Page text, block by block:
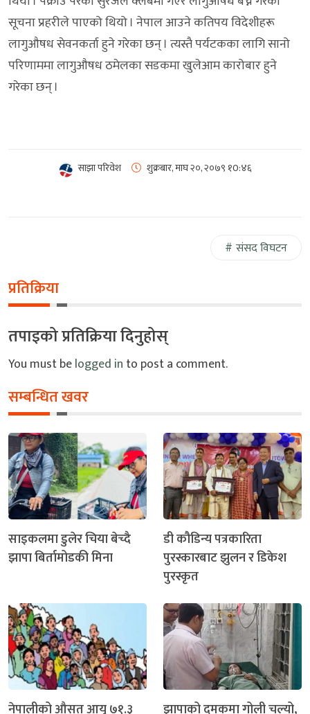
सूचना प्रहरीले पाएको थियो । नेपाल आउने कतिपय विदेशीहरू
लागुऔषध सेवनकर्ता हुने गरेका छन् । त्यस्तै पर्यटकका लागि सानो
परिणाममा लागुऔषध ठमेलका सडकमा खुलेआम कारोबार हुने
गरेका छन् ।
साझा परिवेश शुक्रबार, माघ २०, २०७९ १0:४६
संसद विघटन
प्रतिक्रिया
तपाइको प्रतिक्रिया दिनुहोस्
You must belogged in to post a comment.
सम्बन्धित खवर
साइकलमा डुलेर चिया बेच्दै
झापा बिर्तामोडकी मिना
डी कौडिन्य पत्रकारिता
पुरस्कारबाट झुलन र डिकेश
पुरस्कृत
नेपालीको औसत आयु ७१.३ झापाको दमकमा गोली चल्यो,